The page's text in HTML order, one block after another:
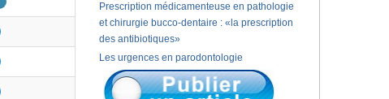
Prescription médicamenteuse en pathologie
et chirurgie bucco-dentaire : «la prescription
des antibiotiques»
Les urgences en parodontologie